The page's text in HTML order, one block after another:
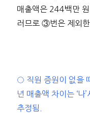
매출액은 244백만
러므로 ③번은 제외한
○ 직원 증원이 없을
년 매출액 차이는 ‘나
추정됨.